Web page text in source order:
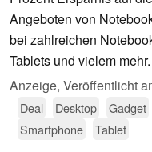
Angeboten von
bei zahlreichen
Tablets und vielem mehr.
Anzeige, Veröffentlicht
Deal
Desktop Gadget
Smartphone
Tablet